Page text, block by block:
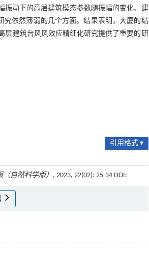
振动下的高层建筑模态参数随振幅的变化、建
究依然薄弱的几个方面。结果表明，大厦的结
层建筑台风风效应精细化研究提供了重要的研
引用格式 ▾
自然科学版） , 2023, 22(02): 25-34 DOI: